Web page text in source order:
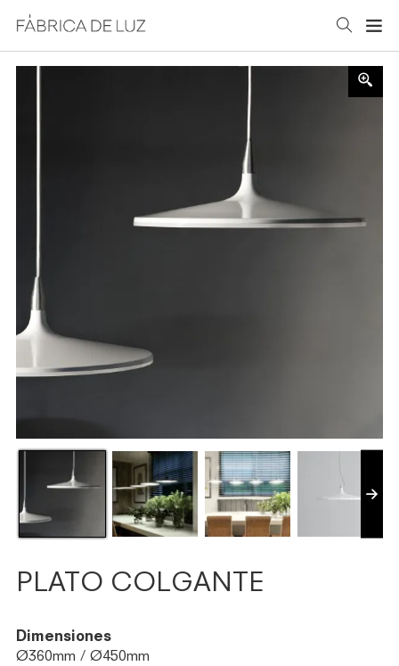
PLATO COLGANTE
Dimensiones
Ø360mm / Ø450mm